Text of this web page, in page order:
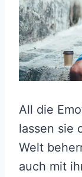
All die
lassen sie
Welt
auch mit